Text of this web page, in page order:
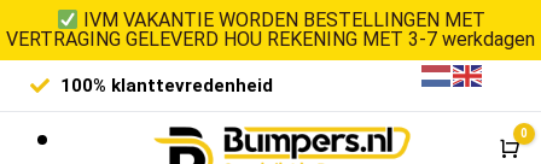
IVM VAKANTIE WORDEN BESTELLINGEN MET
VERTRAGING GELEVERD HOU REKENING MET 3-7 werkdagen
100% klanttevredenheid
0